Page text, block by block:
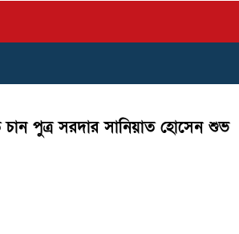
পুত্র সরদার সানিয়াত হোসেন শুভ